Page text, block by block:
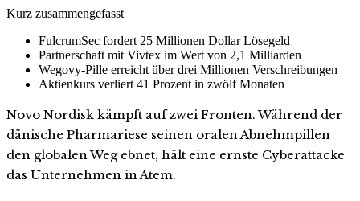
Kurz zusammengefasst
FulcrumSec fordert 25 Millionen Dollar Lösegeld
Partnerschaft mit Vivtex im Wert von 2,1 Milliarden
Wegovy-Pille erreicht über drei Millionen Verschreibungen
Aktienkurs verliert 41 Prozent in zwölf Monaten
Novo Nordisk kämpft auf zwei Fronten. Während der
dänische Pharmariese seinen oralen Abnehmpillen
den globalen Weg ebnet, hält eine ernste Cyberattacke
das Unternehmen in Atem.